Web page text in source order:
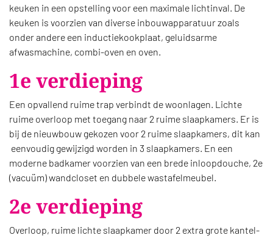
keuken in een opstelling voor een maximale lichtinval. De
keuken is voorzien van diverse inbouwapparatuur zoals
onder andere een inductiekookplaat, geluidsarme
afwasmachine, combi-oven en oven.
1e verdieping
Een opvallend ruime trap verbindt de woonlagen. Lichte
ruime overloop met toegang naar 2 ruime slaapkamers. Er is
bij de nieuwbouw gekozen voor 2 ruime slaapkamers, dit kan
eenvoudig gewijzigd worden in 3 slaapkamers. En een
moderne badkamer voorzien van een brede inloopdouche, 2e
(vacuüm) wandcloset en dubbele wastafelmeubel.
2e verdieping
Overloop, ruime lichte slaapkamer door 2 extra grote kantel-